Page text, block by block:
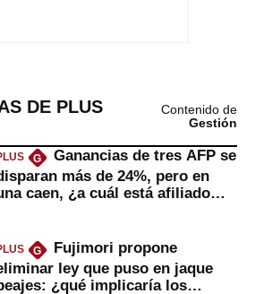
DE PLUS
Contenido de
Gestión
G
Ganancias de tres AFP se
más de 24%, pero en
caen, ¿a cuál está afiliado
G
Fujimori propone
ley que puso en jaque
¿qué implicaría los